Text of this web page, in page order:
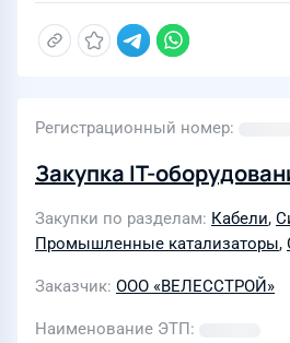
Регистрационный номер
Закупка IT-
Закупки по разделам Кабели,
Промышленные катализаторы,
Заказчик ООО «ВЕЛЕССТРОЙ»
Наименование ЭТП